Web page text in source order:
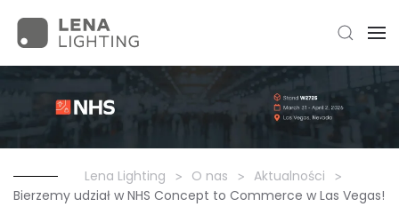
Lena Lighting O nas
Aktualności
Bierzemy udział w NHS Concept to Commerce w Las Vegas!